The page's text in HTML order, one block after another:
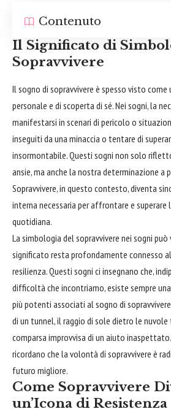
Contenuto
Il Significato di
Sopravvivere
Il sogno di sopravvivere è spesso visto come
personale e di scoperta di sé. Nei sogni, la
manifestarsi in scenari di pericolo o
inseguiti da una minaccia o tentare di
insormontabile. Questi sogni non solo
ansie, ma anche la nostra determinazione a
Sopravvivere, in questo contesto, diventa
interna necessaria peraffrontare e superare
quotidiana.
La simbologia del sopravvivere nei sogni può
significato resta profondamente connesso
resilienza. Questi sogni ci insegnano che,
difficoltà che incontriamo, esiste sempre una
più potenti associati al sogno di
di un tunnel, il raggio di sole dietro le nuvole
comparsa improvvisa di un aiuto
ricordano che la volontà di sopravvivere è
futuro migliore.
Come Sopravvivere
un’Icona di Resistenza